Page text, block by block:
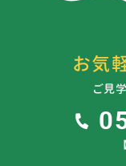
お気
ご見